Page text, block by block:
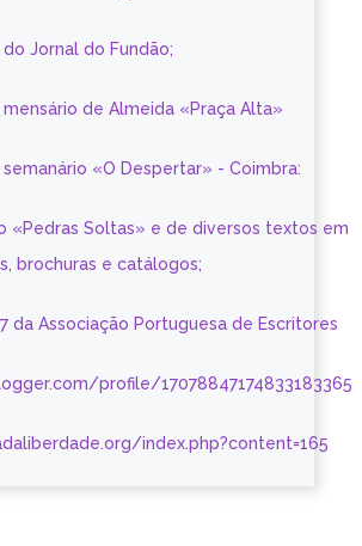
Jornal do Fundão;
de Almeida «Praça Alta»
«O Despertar» - Coimbra:
«Pedras Soltas» e de diversos textos em
brochuras e catálogos;
da Associação Portuguesa de Escritores
profile/17078847174833183365
index.php?content=165